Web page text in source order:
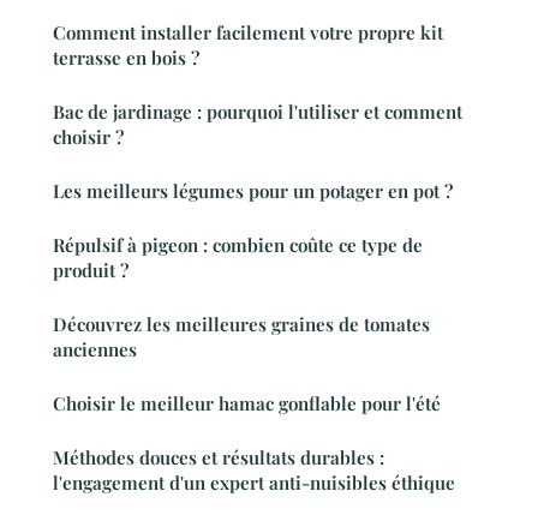
Comment installer facilement votre propre kit
terrasse en bois ?
Bac de jardinage : pourquoi l'utiliser et comment
choisir ?
Les meilleurs légumes pour un potager en pot ?
Répulsif à pigeon : combien coûte ce type de
produit ?
Découvrez les meilleures graines de tomates
anciennes
Choisir le meilleur hamac gonflable pour l'été
Méthodes douces et résultats durables :
l'engagement d'un expert anti-nuisibles éthique